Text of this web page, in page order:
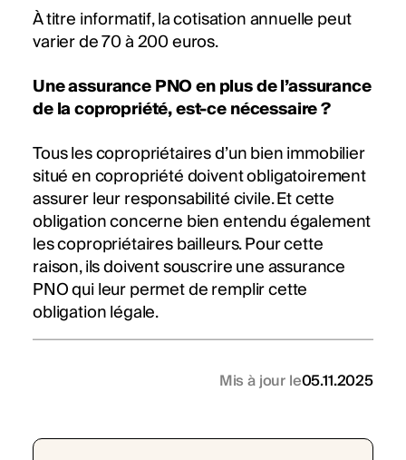
À titre informatif, la cotisation annuelle peut
varier de 70 à 200 euros.
Une assurance PNO en plus de l’assurance
de la copropriété, est-ce nécessaire ?
Tous les copropriétaires d’un bien immobilier
situé en copropriété doivent obligatoirement
assurer leur responsabilité civile. Et cette
obligation concerne bien entendu également
les copropriétaires bailleurs. Pour cette
raison, ils doivent souscrire une assurance
PNO qui leur permet de remplir cette
obligation légale.
Mis à jour le05.11.2025